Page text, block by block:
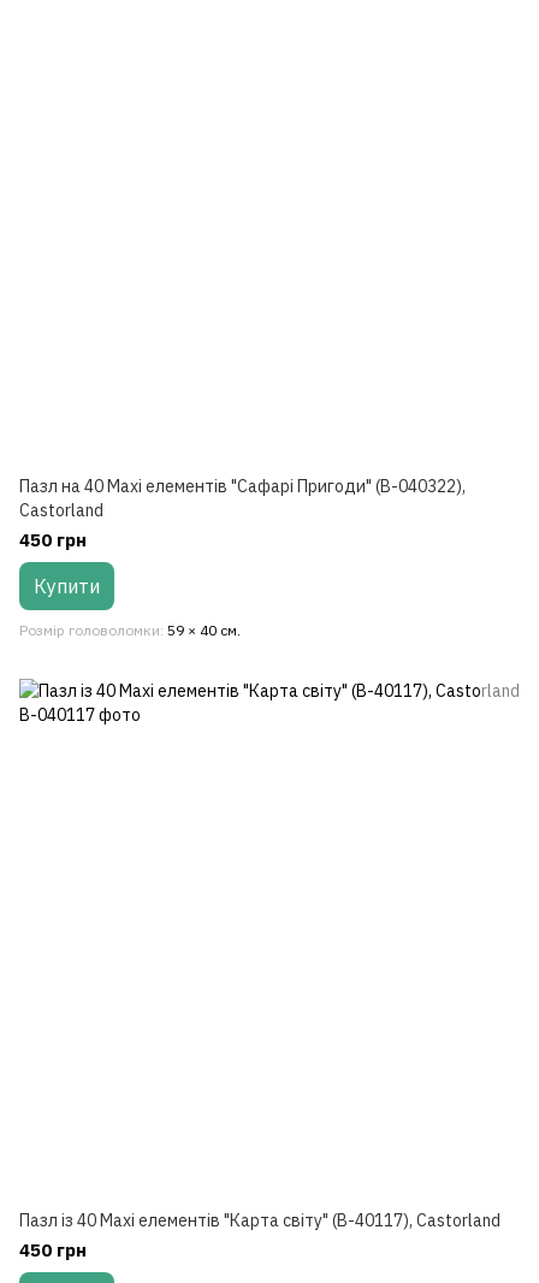
Пазл на 40 Maxi елементів "Сафарі Пригоди" (В-040322),
Castorland
450 грн
Купити
Розмір головоломки 59 × 40 см.
Пазл із 40 Maxi елементів "Карта світу" (B-40117), Castorland
450 грн